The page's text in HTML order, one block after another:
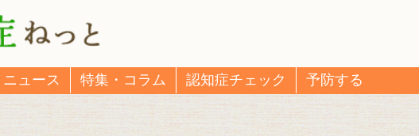
ニュース 特集・コラム 認知症チェック 予防する